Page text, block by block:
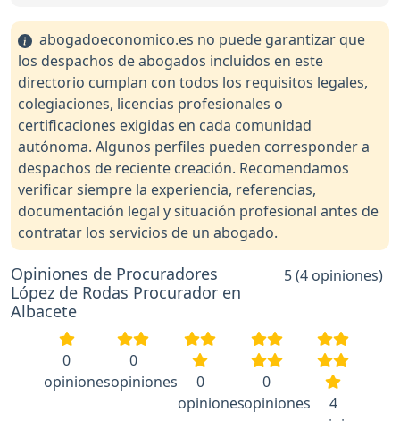
abogadoeconomico.es no puede garantizar que
los despachos de abogados incluidos en este
directorio cumplan con todos los requisitos legales,
colegiaciones, licencias profesionales o
certificaciones exigidas en cada comunidad
autónoma. Algunos perfiles pueden corresponder a
despachos de reciente creación. Recomendamos
verificar siempre la experiencia, referencias,
documentación legal y situación profesional antes de
contratar los servicios de un abogado.
Opiniones de Procuradores
López de Rodas Procurador en
Albacete
5 (4 opiniones)
0
opiniones
0
opiniones
0
opiniones
0
opiniones
4